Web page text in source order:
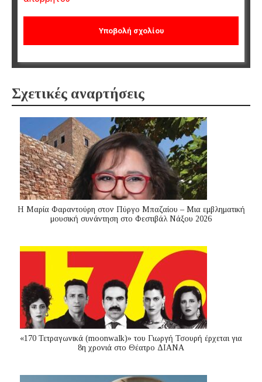
Σχετικές αναρτήσεις
Η Μαρία Φαραντούρη στον Πύργο Μπαζαίου – Μια εμβληματική
μουσική συνάντηση στο Φεστιβάλ Νάξου 2026
«170 Τετραγωνικά (moonwalk)» του Γιωργή Τσουρή έρχεται για
8η χρονιά στο Θέατρο ΔΙΑΝΑ